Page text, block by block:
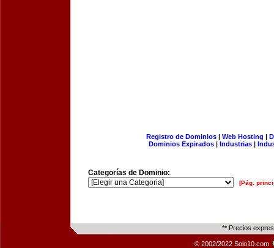
Registro de Dominios| Web Hosting |
Dominios Expirados | Industrias |
Categorías de Dominio:
[Pág.
** Precios
© 2002/2022 Solo10.com